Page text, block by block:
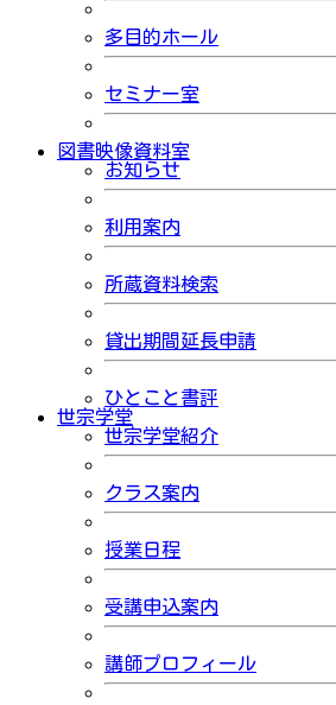
多目的ホール
セミナー室
図書映像資料室
お知らせ
利用案内
所蔵資料検索
貸出期間延長申請
ひとこと書評
世宗学堂
世宗学堂紹介
クラス案内
授業日程
受講申込案内
講師プロフィール